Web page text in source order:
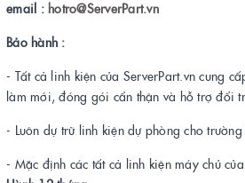
email : hotro@ServerPart.vn
Bảo hành :
- Tất cả linh kiện của ServerPart.vn cung
làm mới, đóng gói cẩn thận và hỗ trợ đổi
- Luôn dự trữ linh kiện dự phòng cho
- Mặc định các tất cả linh kiện máy chủ